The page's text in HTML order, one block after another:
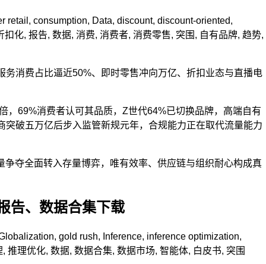
retail , consumption, Data, discount, discount-oriented,
扣化, 报告, 数据, 消费, 消费者, 消费零售, 突围 , 自有品牌, 趋势,
消费占比逼近50%、即时零售冲向万亿、折扣业态与直播电
，69%消费者认可其品质，Z世代64%已切换品牌，高端自有
破五万亿后步入监管新规元年，合规能力正在取代流量能力
夺全面转入存量博弈，唯有效率、供应链与组织耐心构成真
告、数据合集下载
, gold rush, Inference, inference optimization,
, 推理优化, 数据, 数据合集, 数据市场, 智能体, 白皮书, 突围